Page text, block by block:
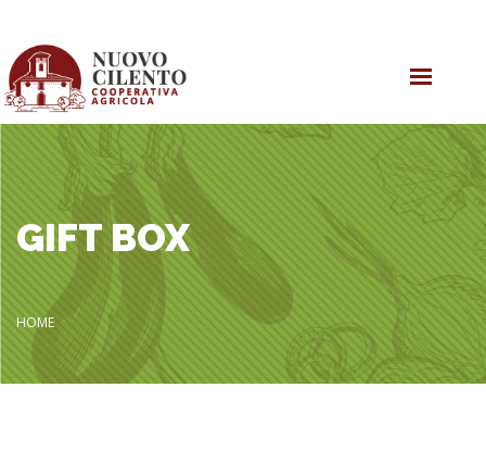
OLIVE OIL
PRODUCTS
COOPERATIVE
GIFT BOX
HOME